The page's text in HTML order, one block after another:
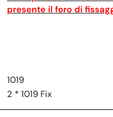
presente il foro di
1019
2 * 1019 Fix